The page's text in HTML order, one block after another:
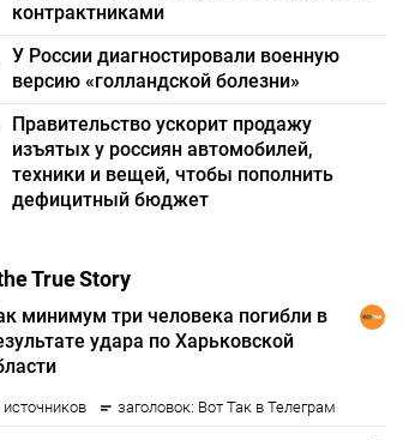
контрактниками
У России диагностировали военную
версию «голландской болезни»
Правительство ускорит продажу
изъятых у россиян автомобилей,
техники и вещей, чтобы пополнить
дефицитный бюджет